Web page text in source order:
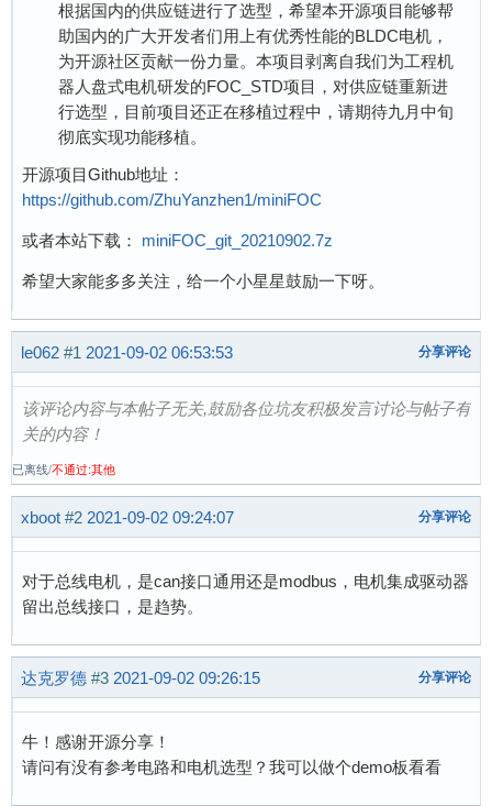
根据国内的供应链进行了选型，希望本开源项目能够帮
助国内的广大开发者们用上有优秀性能的BLDC电机，
为开源社区贡献一份力量。本项目剥离自我们为工程机
器人盘式电机研发的FOC_STD项目，对供应链重新进
行选型，目前项目还正在移植过程中，请期待九月中旬
彻底实现功能移植。
开源项目Github地址：
https://github.com/ZhuYanzhen1/miniFOC
或者本站下载： miniFOC_git_20210902.7z
希望大家能多多关注，给一个小星星鼓励一下呀。
le062 #1 2021-09-02 06:53:53 分享评论
该评论内容与本帖子无关,鼓励各位坑友积极发言讨论与帖子有
关的内容！
已离线/不通过:其他
xboot #2 2021-09-02 09:24:07 分享评论
对于总线电机，是can接口通用还是modbus，电机集成驱动器
留出总线接口，是趋势。
达克罗德 #3 2021-09-02 09:26:15 分享评论
牛！感谢开源分享！
请问有没有参考电路和电机选型？我可以做个demo板看看